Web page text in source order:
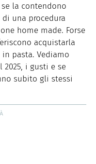
la contendono
una procedura
home made. Forse
acquistarla
pasta. Vediamo
i gusti e se
subito gli stessi